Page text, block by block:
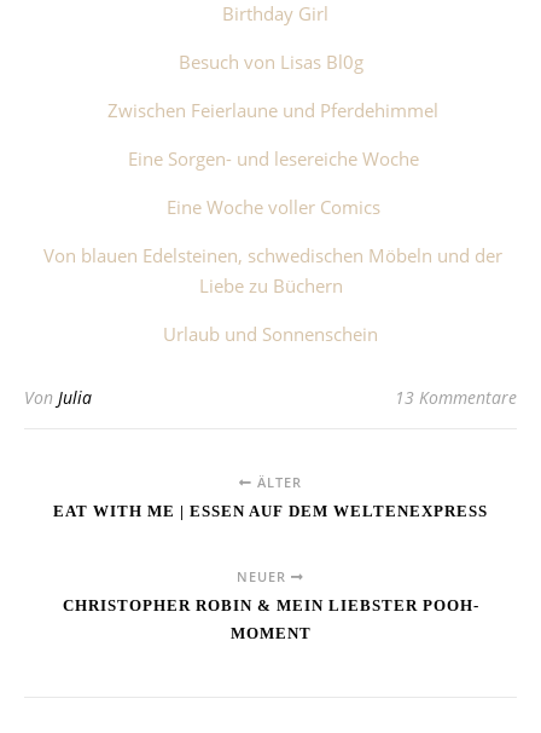
Birthday Girl
Besuch von Lisas Bl0g
Zwischen Feierlaune und Pferdehimmel
Eine Sorgen- und lesereiche Woche
Eine Woche voller Comics
Von blauen Edelsteinen, schwedischen Möbeln und der
Liebe zu Büchern
Urlaub und Sonnenschein
Von Julia 13 Kommentare
ÄLTER
EAT WITH ME | ESSEN AUF DEM WELTENEXPRESS
NEUER
CHRISTOPHER ROBIN & MEIN LIEBSTER POOH-
MOMENT